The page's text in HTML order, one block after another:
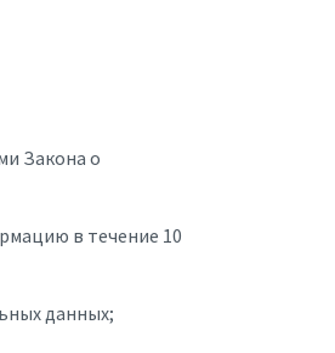
Закона о
в течение 10
данных;